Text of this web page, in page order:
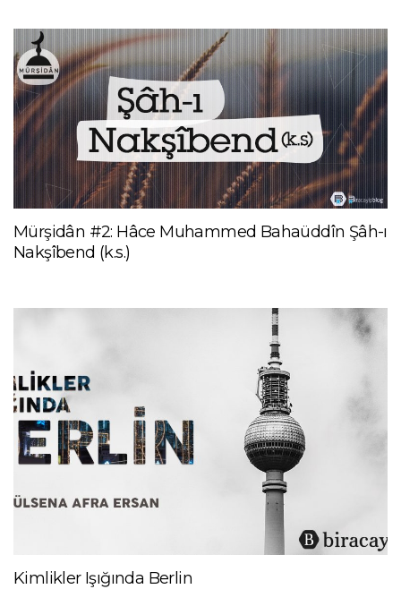
Mürşidân #2: Hâce Muhammed Bahaüddîn Şâh-ı
Nakşîbend (k.s.)
Kimlikler Işığında Berlin